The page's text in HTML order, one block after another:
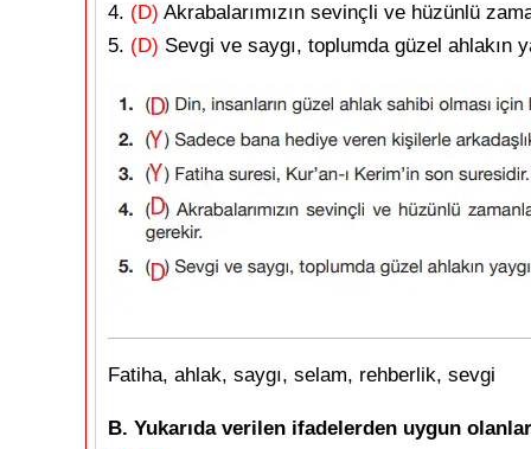
4. (D) Akrabalarımızın sevinçli ve hüzünlü
5. (D) Sevgi ve saygı, toplumda güzel ahlakın
Fatiha, ahlak, saygı, selam, rehberlik, sevgi
B. Yukarıda verilen ifadelerden uygun